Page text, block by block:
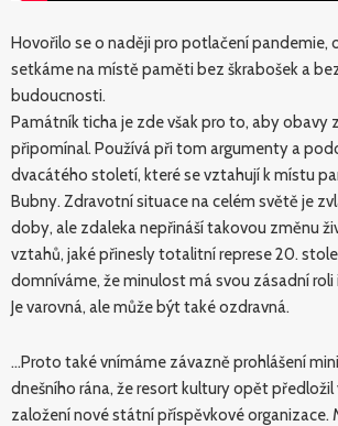
Hovořilo se o naději pro potlačení pandemie,
setkáme na místě paměti bez škrabošek a
budoucnosti.
Památník ticha je zde však pro to, aby obavy
připomínal. Používá při tom argumenty a
dvacátého století, které se vztahují k místu
Bubny. Zdravotní situace na celém světě je
doby, ale zdaleka nepřináší takovou změnu
vztahů, jaké přinesly totalitní represe 20.
domníváme, že minulost má svou zásadní
Je varovná, ale může být také ozdravná.
…Proto také vnímáme závazně prohlášení
dnešního rána, že resort kultury opět
založení nové státní příspěvkové organizace.